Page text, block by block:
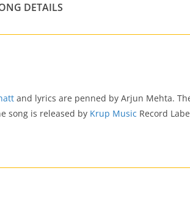
DETAILS
and lyrics are penned by Arjun Mehta.
song is released by Krup Music Record